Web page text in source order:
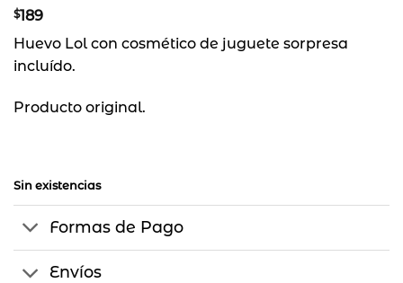
$189
Huevo Lol con cosmético de juguete sorpresa
incluído.
Producto original.
Sin existencias
Formas de Pago
Envíos